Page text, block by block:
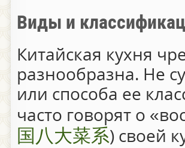
Виды и
Китайская кухня
разнообразна. Не
или способа ее
часто говорят о
国八大菜系) своей